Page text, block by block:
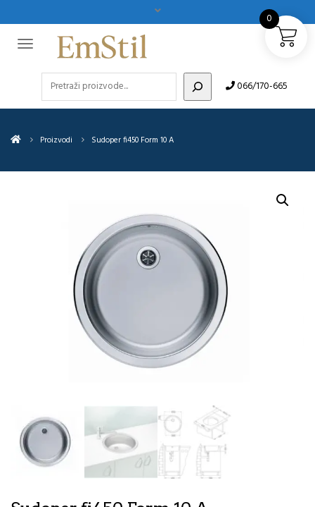
066/170-665
Proizvodi Sudoper fi450 Form 10 A
0